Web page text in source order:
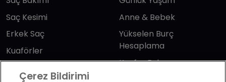
Saç Kesimi
Erkek Saç
Kuaförler
Anne & Bebek
Yükselen Burç
Hesaplama
Kuafor Bulma
Çerez Bildirimi